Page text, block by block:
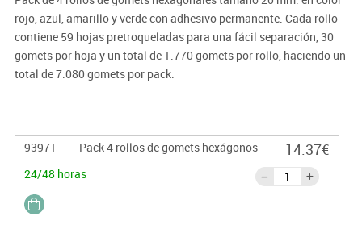
rojo, azul, amarillo y verde con adhesivo permanente. Cada rollo
contiene 59 hojas pretroqueladas para una fácil separación, 30
gomets por hoja y un total de 1.770 gomets por rollo, haciendo un
total de 7.080 gomets por pack.
93971
Pack 4 rollos de gomets hexágonos
24/48 horas
14.37€